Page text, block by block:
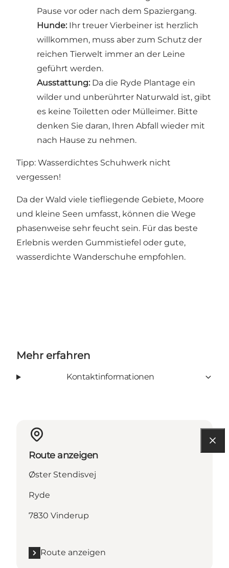
Pause vor oder nach dem Spaziergang.
Hunde: Ihr treuer Vierbeiner ist herzlich
willkommen, muss aber zum Schutz der
reichen Tierwelt immer an der Leine
geführt werden.
Ausstattung: Da die Ryde Plantage ein
wilder und unberührter Naturwald ist, gibt
es keine Toiletten oder Mülleimer. Bitte
denken Sie daran, Ihren Abfall wieder mit
nach Hause zu nehmen.
Tipp: Wasserdichtes Schuhwerk nicht
vergessen!
Da der Wald viele tiefliegende Gebiete, Moore
und kleine Seen umfasst, können die Wege
phasenweise sehr feucht sein. Für das beste
Erlebnis werden Gummistiefel oder gute,
wasserdichte Wanderschuhe empfohlen.
Mehr erfahren
Kontaktinformationen
Route anzeigen
Øster Stendisvej
Ryde
7830 Vinderup
Route anzeigen